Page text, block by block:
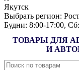
Якутск
Выбрать регион:
Будни: 8:00‑17:00,
ТОВАРЫ ДЛЯ
И